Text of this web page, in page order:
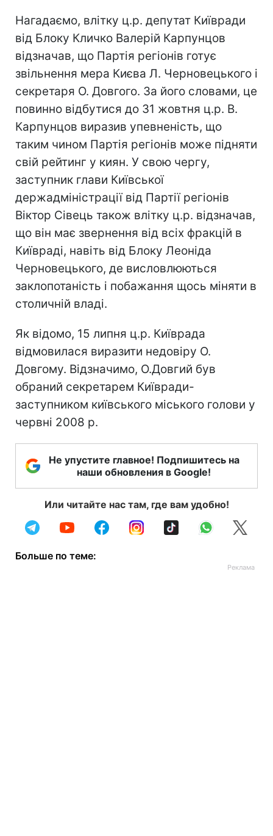
Нагадаємо, влітку ц.р. депутат Київради
від Блоку Кличко Валерій Карпунцов
відзначав, що Партія регіонів готує
звільнення мера Києва Л. Черновецького і
секретаря О. Довгого. За його словами, це
повинно відбутися до 31 жовтня ц.р. В.
Карпунцов виразив упевненість, що
таким чином Партія регіонів може підняти
свій рейтинг у киян. У свою чергу,
заступник глави Київської
держадміністрації від Партії регіонів
Віктор Сівець також влітку ц.р. відзначав,
що він має звернення від всіх фракцій в
Київраді, навіть від Блоку Леоніда
Черновецького, де висловлюються
заклопотаність і побажання щось міняти в
столичній владі.
Як відомо, 15 липня ц.р. Київрада
відмовилася виразити недовіру О.
Довгому. Відзначимо, О.Довгий був
обраний секретарем Київради-
заступником київського міського голови у
червні 2008 р.
Не упустите главное! Подпишитесь на
наши обновления в Google!
Или читайте нас там, где вам удобно!
Больше по теме: